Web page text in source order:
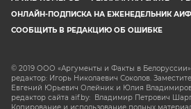
ОНЛАЙН-ПОДПИСКА НА ЕЖЕНЕДЕЛЬНИК АИФ
СООБЩИТЬ В РЕДАКЦИЮ ОБ ОШИБКЕ
© 2019 ООО «Аргументы и Факты в
редактор: Игорь Николаевич Соколов.
Евгений Юрьевич Олейник и Юлия
редактор сайта aif.by: Владимир Петрович